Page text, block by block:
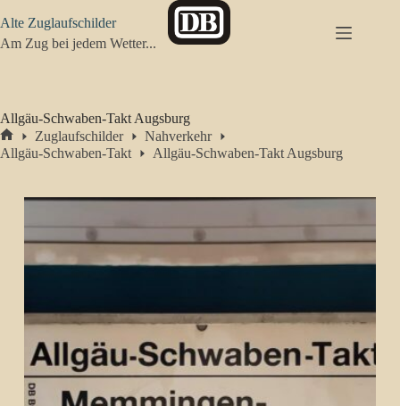
Inhalt
springen
Alte Zuglaufschilder
Am Zug bei jedem Wetter...
Allgäu-Schwaben-Takt Augsburg
Start
Zuglaufschilder
Nahverkehr
Allgäu-Schwaben-Takt
Allgäu-Schwaben-Takt Augsburg